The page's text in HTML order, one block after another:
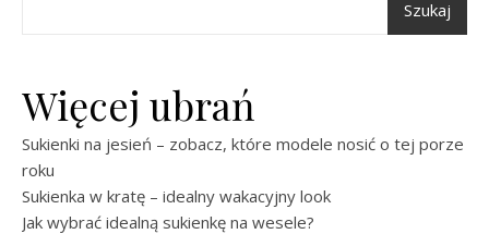
Szukaj
Więcej ubrań
Sukienki na jesień – zobacz, które modele nosić o tej porze
roku
Sukienka w kratę – idealny wakacyjny look
Jak wybrać idealną sukienkę na wesele?